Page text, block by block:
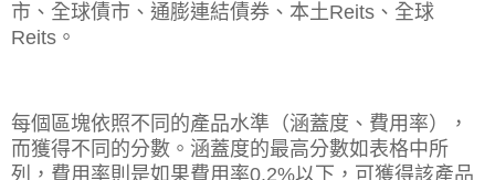
市、全球債市、通膨連結債券、本土Reits、全球
Reits。
每個區塊依照不同的產品水準（涵蓋度、費用率），
而獲得不同的分數。涵蓋度的最高分數如表格中所
列，費用率則是如果費用率0.2%以下，可獲得該產品